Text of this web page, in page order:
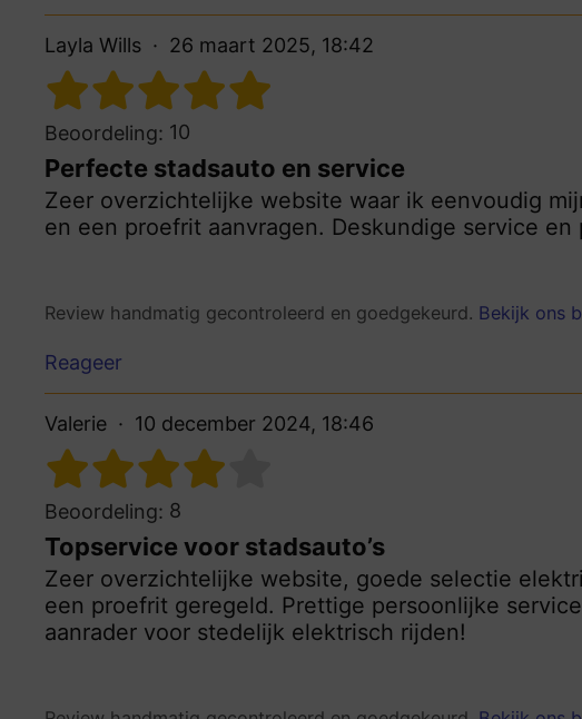
Layla Wills 26 maart 2025, 18:42
Beoordeling: 10
Perfecte stadsauto en service
Zeer overzichtelijke website waar ik eenvoudig
en een proefrit aanvragen. Deskundige service
Review handmatig gecontroleerd en goedgekeurd. Bekijk ons
Reageer
Valerie 10 december 2024, 18:46
Beoordeling: 8
Topservice voor stadsauto’s
Zeer overzichtelijke website, goede selectie
een proefrit geregeld. Prettige persoonlijke
aanrader voor stedelijk elektrisch rijden!